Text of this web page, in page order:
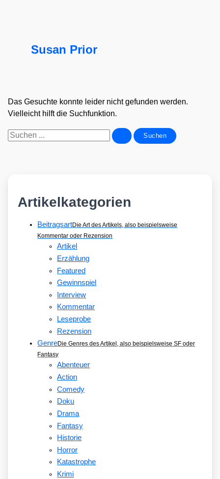
Susan Prior
Das Gesuchte konnte leider nicht gefunden werden.
Vielleicht hilft die Suchfunktion.
Suchen
Artikelkategorien
BeitragsartDie Art des Artikels, also beispielsweise
Kommentar oder Rezension
Artikel
Erzählung
Featured
Gewinnspiel
Interview
Kommentar
Leseprobe
Rezension
GenreDie Genres des Artikel, also beispielsweise SF oder
Fantasy
Abenteuer
Action
Comedy
Doku
Drama
Fantasy
Historie
Horror
Katastrophe
Krimi